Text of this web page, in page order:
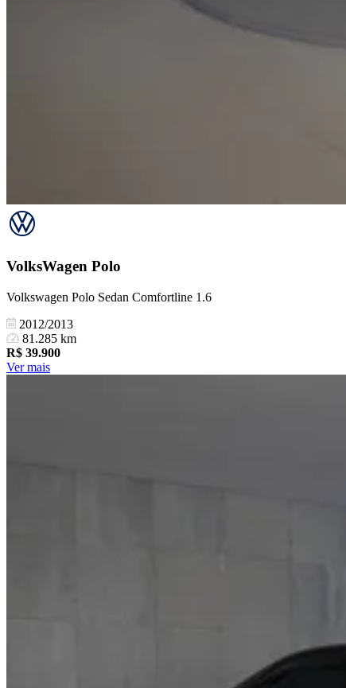
VolksWagen Polo
Volkswagen Polo Sedan Comfortline 1.6
2012/2013
81.285 km
R$ 39.900
Ver mais